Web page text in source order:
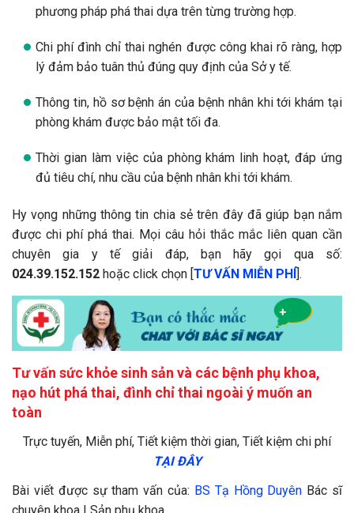
nghiệm, chuyên môn giỏi trong việc đình chỉ thai nghén
an toàn.
Quy trình phá thai an toàn, khoa học theo đúng quy định
của Sở y tế
Hệ thống trang thiết bị y tế, máy móc được đầu tư đầy
đủ, hiện đại.
Áp dụng các công nghệ, kỹ thuật hiện đại trong phá thai.
Thai phụ sẽ được bác sĩ tư vấn cụ thể, chi tiết về
phương pháp phá thai dựa trên từng trường hợp.
Chi phí đình chỉ thai nghén được công khai rõ ràng, hợp
lý đảm bảo tuân thủ đúng quy định của Sở y tế.
Thông tin, hồ sơ bệnh án của bệnh nhân khi tới khám tại
phòng khám được bảo mật tối đa.
Thời gian làm việc của phòng khám linh hoạt, đáp ứng
Hy vọng những thông tin chia sẻ trên đây đã giúp bạn nắm
được chi phí phá thai. Mọi câu hỏi thắc mắc liên quan cần
chuyên gia y tế giải đáp, bạn hãy gọi qua số: